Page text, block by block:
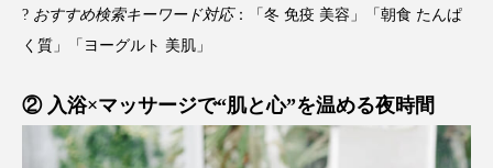
リナロール 効果 リラクゼーション
? おすすめ検索キーワード対応：「冬 免疫 美容」「朝食 たんぱ
く質」「ヨーグルト 美肌」
② 入浴×マッサージで“肌と心”を温める夜時間